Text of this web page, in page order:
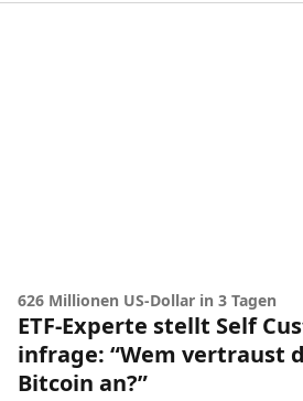
626 Millionen US-Dollar in 3 Tagen
ETF-Experte stellt Self
infrage: “Wem vertraust
Bitcoin an?”